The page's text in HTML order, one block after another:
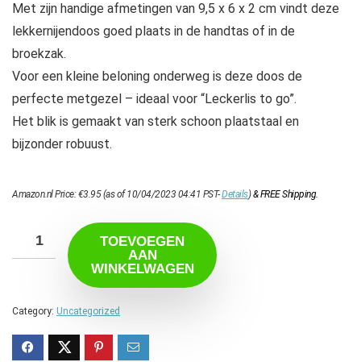
Met zijn handige afmetingen van 9,5 x 6 x 2 cm vindt deze
lekkernijendoos goed plaats in de handtas of in de
broekzak.
Voor een kleine beloning onderweg is deze doos de
perfecte metgezel – ideaal voor “Leckerlis to go”.
Het blik is gemaakt van sterk schoon plaatstaal en
bijzonder robuust.
Amazon.nl Price:€3.95(as of 10/04/2023 04:41 PST-Details)&FREE Shipping.
TOEVOEGEN
AAN
WINKELWAGEN
Category: Uncategorized